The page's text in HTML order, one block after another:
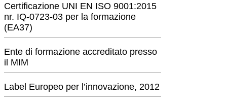
Certificazione UNI EN ISO 9001:2015
nr. IQ-0723-03 per la formazione
(EA37)
Ente di formazione accreditato presso
il MIM
Label Europeo per l’innovazione, 2012